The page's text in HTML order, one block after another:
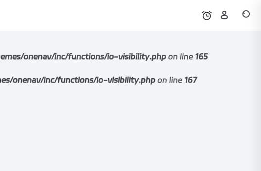
onenav/inc/functions/io-visibility.php on line 165
onenav/inc/functions/io-visibility.php on line 167